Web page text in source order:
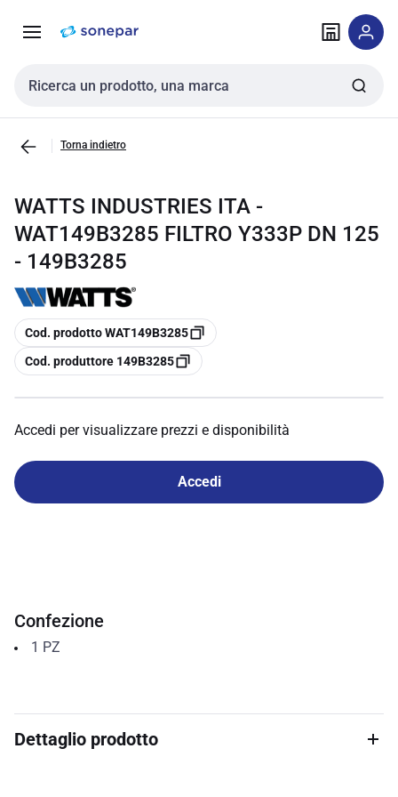
navigazione alla
Cerca input
Torna indietro
WATTS INDUSTRIES ITA -
WAT149B3285 FILTRO Y333P DN 125
- 149B3285
copia
Cod. prodotto WAT149B3285
copia
Cod. produttore 149B3285
Accedi per visualizzare prezzi e disponibilità
Accedi
Confezione
1 PZ
Dettaglio prodotto